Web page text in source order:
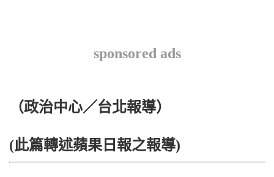
sponsored ads
（政治中心／台北報導）
(此篇轉述蘋果日報之報導)